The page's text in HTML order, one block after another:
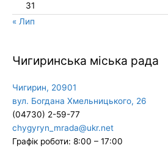
31
« Лип
Чигиринська міська рада
Чигирин, 20901
вул. Богдана Хмельницького, 26
(04730) 2-59-77
chygyryn_mrada@ukr.net
Графік роботи: 8:00 – 17:00